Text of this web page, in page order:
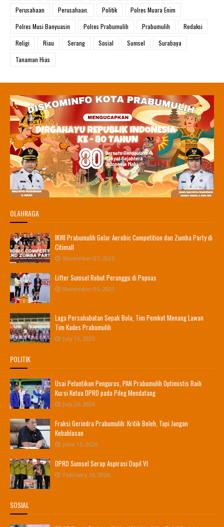
Perusahaan
Perusahaan. Politik
Polres Muara Enim
Polres Musi Banyuasin
Polres Prabumulih Prabumulih
Redaksi
Religi
Riau Serang Sosial Sumsel
Surabaya
Tanaman Hias
OLAHRAGA
IKWI Prabumulih Gelar Aerobic Competition dan Zumba Party di
Citimall
November 07, 2025
Lifter Sumsel Rebut Perunggu di Popnas
November 05, 2025
Laga Persahabatan Sepak Bola, Tim Pemkot Menang Lawan
Tim Kades Prabumulih
July 13, 2025
POLITIK
Usai Pelantikan Pengurus, PAN Prabumulih Optimistis Raih
Kursi Ketua DPRD pada Pileg Mendatang
July 26, 2026
Fraksi Gerindra Prabumulih: Kritik Boleh, Tapi Jangan
Kebablasan
June 15, 2026
DPRD Sumsel Serap Aspirasi Dapil VI
February 16, 2026
SOSIAL